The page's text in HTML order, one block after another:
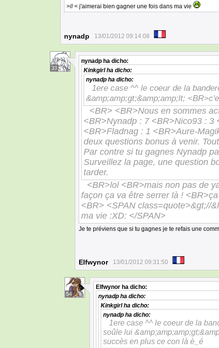
>// < j'aimerai bien gagner une fois dans ma vie
nynadp 13/01/2012 09:14:08
33
nynadp ha dicho:
Kinkgirlha dicho:
nynadp ha dicho:
1ere case ^^ le coeur de la
&amp;amp;gt;&amp;amp;lt;
<BR> <BR>Nous en sommes
<BR>Nynadp : 7 <BR>Nico93 : 3
<BR>Fladnag : 1 <BR>Aure-
deux questions bonus à venir.
Par contre si tu gagnes Nynadp
Surveillez la page, une question
tarder.
<BR>lol <BR>mais non pas de
façon ça va être serrer là !
<BR> <SPAN class=quote>&gt;//
ma vie :XD: </SPAN>
Je te préviens que si tu gagnes je te refais une
Elfwynor 13/01/2012 09:31:50
54
Elfwynor ha dicho:
nynadp ha dicho:
Kinkgirlha dicho:
nynadp ha dicho:
1ere case ^^ le coeur de la
soûle lui
succès en plus ce con là è_é